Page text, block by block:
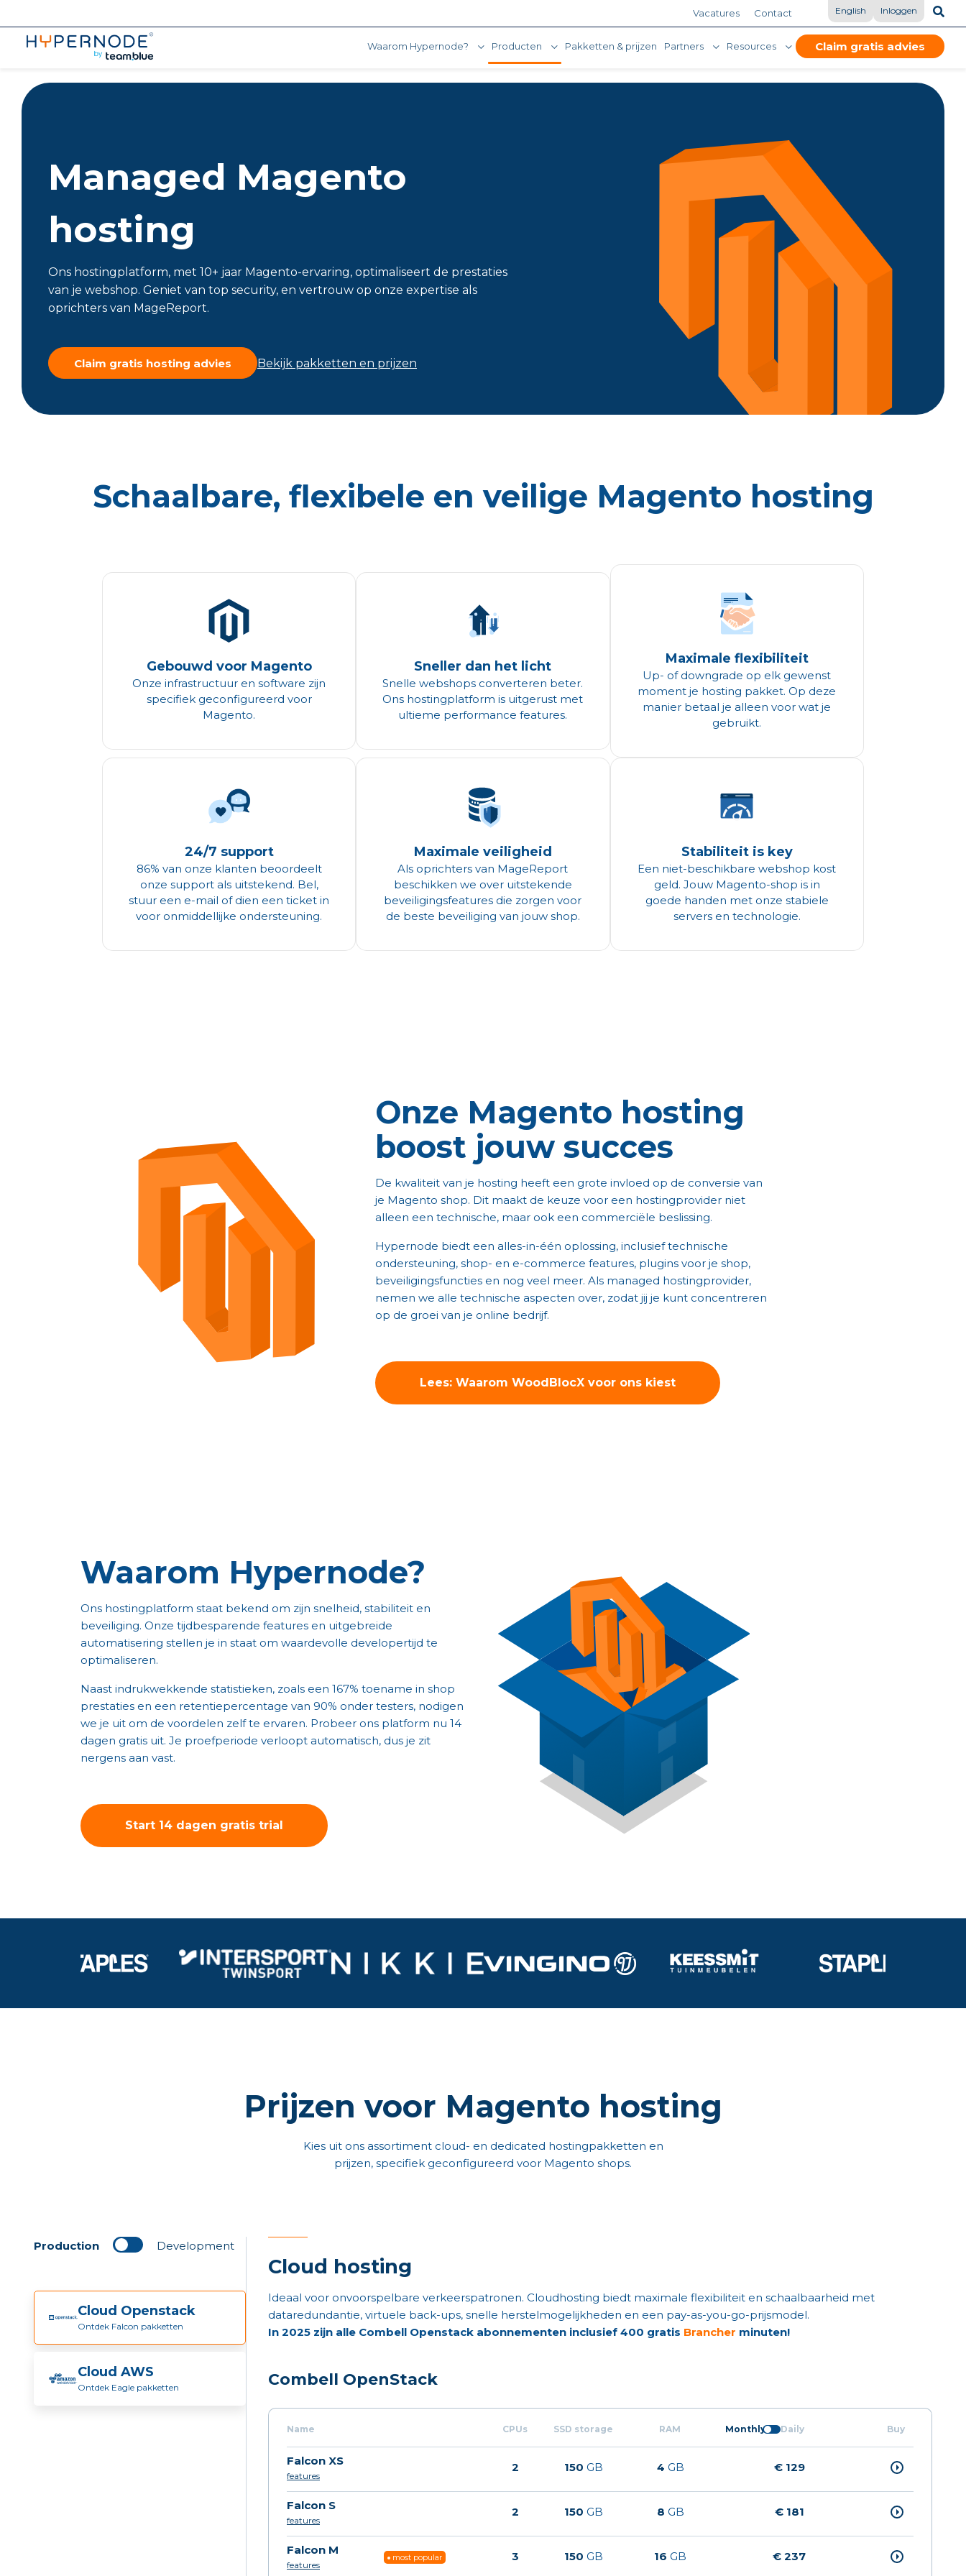
Vacatures Contact English Inloggen
Waarom Hypernode? Producten Pakketten & prijzen Partners Resources Claim gratis advies
Managed Magento
hosting
Ons hostingplatform, met 10+ jaar Magento-ervaring, optimaliseert de prestaties
van je webshop. Geniet van top security, en vertrouw op onze expertise als
oprichters van MageReport.
Claim gratis hosting advies Bekijk pakketten en prijzen
Schaalbare, flexibele en veilige Magento hosting
Gebouwd voor Magento
Onze infrastructuur en software zijn
specifiek geconfigureerd voor
Magento.
Sneller dan het licht
Snelle webshops converteren beter.
Ons hostingplatform is uitgerust met
ultieme performance features.
Maximale flexibiliteit
Up- of downgrade op elk gewenst
moment je hosting pakket. Op deze
manier betaal je alleen voor wat je
gebruikt.
24/7 support
86% van onze klanten beoordeelt
onze support als uitstekend. Bel,
stuur een e-mail of dien een ticket in
voor onmiddellijke ondersteuning.
Maximale veiligheid
Als oprichters van MageReport
beschikken we over uitstekende
beveiligingsfeatures die zorgen voor
de beste beveiliging van jouw shop.
Stabiliteit is key
Een niet-beschikbare webshop kost
geld. Jouw Magento-shop is in
goede handen met onze stabiele
servers en technologie.
Onze Magento hosting
boost jouw succes
De kwaliteit van je hosting heeft een grote invloed op de conversie van
je Magento shop. Dit maakt de keuze voor een hostingprovider niet
alleen een technische, maar ook een commerciële beslissing.
Hypernode biedt een alles-in-één oplossing, inclusief technische
ondersteuning, shop- en e-commerce features, plugins voor je shop,
beveiligingsfuncties en nog veel meer. Als managed hostingprovider,
nemen we alle technische aspecten over, zodat jij je kunt concentreren
op de groei van je online bedrijf.
Lees: Waarom WoodBlocX voor ons kiest
Waarom Hypernode?
Ons hostingplatform staat bekend om zijn snelheid, stabiliteit en
beveiliging. Onze tijdbesparende features en uitgebreide
automatisering stellen je in staat om waardevolle developertijd te
optimaliseren.
Naast indrukwekkende statistieken, zoals een 167% toename in shop
prestaties en een retentiepercentage van 90% onder testers, nodigen
we je uit om de voordelen zelf te ervaren. Probeer ons platform nu 14
dagen gratis uit. Je proefperiode verloopt automatisch, dus je zit
nergens aan vast.
Start 14 dagen gratis trial
Prijzen voor Magento hosting
Kies uit ons assortiment cloud- en dedicated hostingpakketten en
prijzen, specifiek geconfigureerd voor Magento shops.
Production Development
Cloud Openstack
Ontdek Falcon pakketten
Cloud AWS
Ontdek Eagle pakketten
Cloud hosting
Ideaal voor onvoorspelbare verkeerspatronen. Cloudhosting biedt maximale flexibiliteit en schaalbaarheid met
dataredundantie, virtuele back-ups, snelle herstelmogelijkheden en een pay-as-you-go-prijsmodel.
In 2025 zijn alle Combell Openstack abonnementen inclusief 400 gratis Brancher minuten!
Combell OpenStack
Name CPUs SSD storage RAM Monthly Daily Buy
Falcon XS
features
2 150 GB 4 GB € 129
Falcon S
features
2 150 GB 8 GB € 181
Falcon M
features
most popular 3 150 GB 16 GB € 237